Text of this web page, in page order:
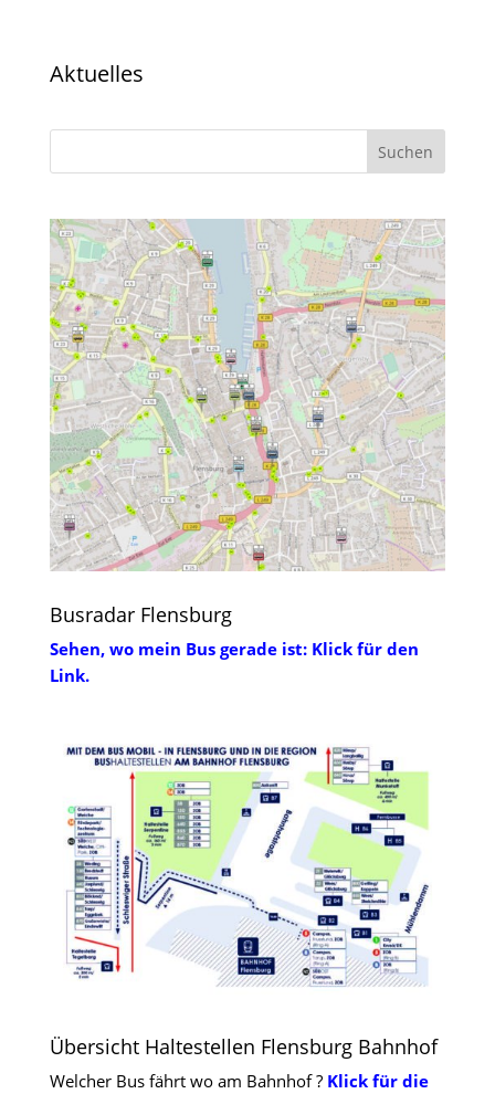
Aktuelles
Suchen
Busradar Flensburg
Sehen, wo mein Bus gerade ist: Klick für den
Link.
Übersicht Haltestellen Flensburg Bahnhof
Welcher Bus fährt wo am Bahnhof ? Klick für die